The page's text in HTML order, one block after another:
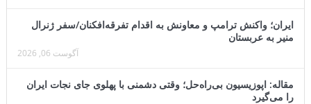
ایران؛ واکنش ترامپ و معاونش به اقدام تفرقه‌افکنان/سفر ژنرال
منیر به عربستان
آگوست 06, 2026
مقاله: اپوزیسیون بی‌راه‌حل؛ وقتی دشمنی با پهلوی جای نجات ایران
را می‌گیرد